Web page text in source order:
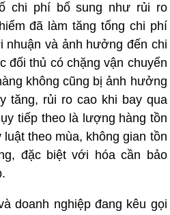
chi phí bổ sung như rủi ro
đã làm tăng tổng chi phí
nhuận và ảnh hưởng đến chi
đối thủ có chặng vận chuyển
không cũng bị ảnh hưởng
tăng, rủi ro cao khi bay qua
tiếp theo là lượng hàng tồn
theo mùa, không gian tồn
đặc biệt với hóa cần bảo
doanh nghiệp đang kêu gọi